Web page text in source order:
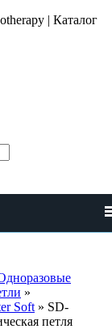
| Каталог
»
Soft » SD-
петля